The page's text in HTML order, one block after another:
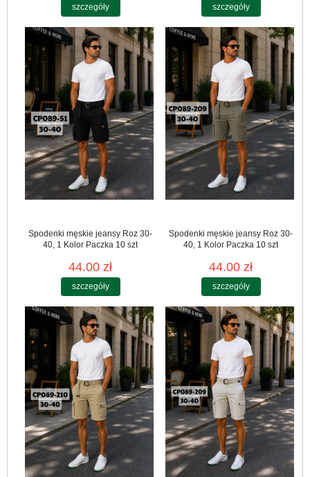
szczegóły szczegóły
Spodenki męskie jeansy Roz 30-
40, 1 Kolor Paczka 10 szt
44.00 zł
szczegóły
Spodenki męskie jeansy Roz 30-
40, 1 Kolor Paczka 10 szt
44.00 zł
szczegóły